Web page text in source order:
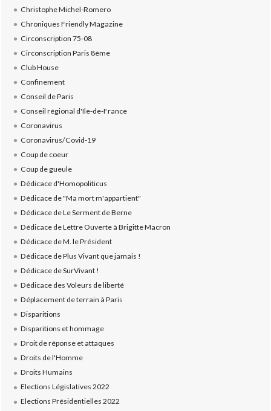
Christophe Michel-Romero
Chroniques Friendly Magazine
Circonscription 75-08
Circonscription Paris 8ème
Club House
Confinement
Conseil de Paris
Conseil régional d'Ile-de-France
Coronavirus
Coronavirus/Covid-19
Coup de coeur
Coup de gueule
Dédicace d'Homopoliticus
Dédicace de "Ma mort m'appartient"
Dédicace de Le Serment de Berne
Dédicace de Lettre Ouverte à Brigitte Macron
Dédicace de M. le Président
Dédicace de Plus Vivant que jamais !
Dédicace de SurVivant !
Dédicace des Voleurs de liberté
Déplacement de terrain à Paris
Disparitions
Disparitions et hommage
Droit de réponse et attaques
Droits de l'Homme
Droits Humains
Elections Législatives 2022
Elections Présidentielles 2022